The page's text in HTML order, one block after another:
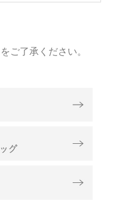
ご了承ください。